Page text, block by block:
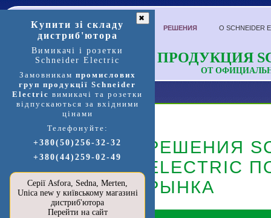
ПРОДУКЦИЯ
ОТ
РЕШЕНИЯ О SCHNEIDER
П
ЕРЕЙТИ В
МАГАЗИН
SCHNEIDER
ELECTRIC »»»
ВТОМАТИЗАЦИЯ
И УПРАВЛЕНИЕ
РЕШЕНИЯ
ELECTRIC
РЫНКА
Купити зі складу
дистриб'ютора
Вимикачі і розетки
Schneider Electric
Замовникам промислових
груп продукції Schneider
Electric вимикачі та розетки
відпускаються за вхідними
цінами
Телефонуйте:
+380(50)256-32-32
+380(44)259-02-49
Серії Asfora, Sedna, Merten,
Unica new у київському магазині
дистриб'ютора
Перейти на сайт
✖